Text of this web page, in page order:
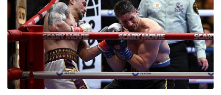
ІНШЕ
Інтерв'ю
Картки
Репортаж
Розслідування
Прес-релізи
Фото/Відео
Made in Lviv